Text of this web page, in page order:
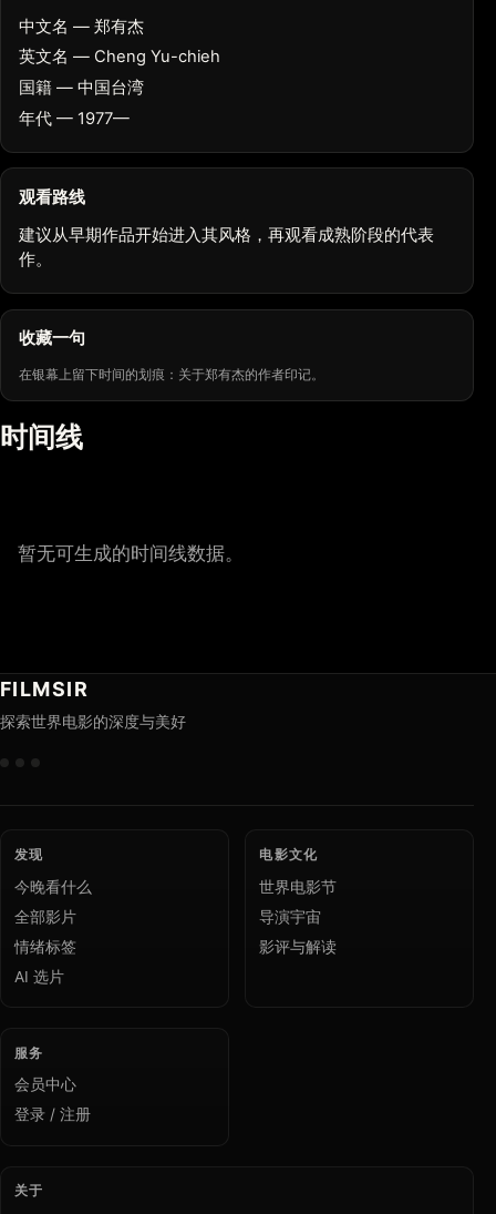
中文名 — 郑有杰
英文名 — Cheng Yu-chieh
国籍 — 中国台湾
年代 — 1977—
观看路线
建议从早期作品开始进入其风格，再观看成熟阶段的代表
作。
收藏一句
在银幕上留下时间的划痕：关于郑有杰的作者印记。
时间线
暂无可生成的时间线数据。
FILMSIR
探索世界电影的深度与美好
发现
今晚看什么
全部影片
情绪标签
AI 选片
电影文化
世界电影节
导演宇宙
影评与解读
服务
会员中心
登录 / 注册
关于